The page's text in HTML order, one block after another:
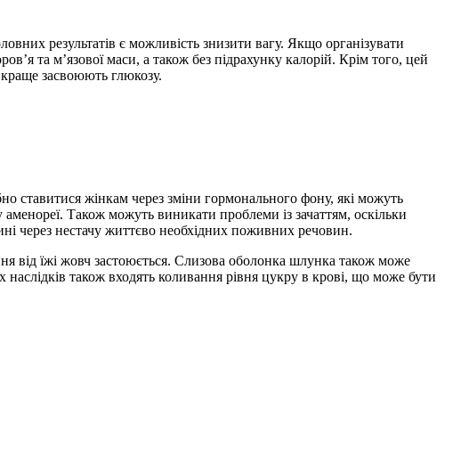
результатів є можливість знизити вагу. Якщо організувати
та м’язової маси, а також без підрахунку калорій. Крім того, цей
засвоюють глюкозу.
ставитися жінкам через зміни гормонального фону, які можуть
Також можуть виникати проблеми із зачаттям, оскільки
через нестачу життєво необхідних поживних речовин.
від їжі жовч застоюється. Слизова оболонка шлунка також може
також входять коливання рівня цукру в крові, що може бути